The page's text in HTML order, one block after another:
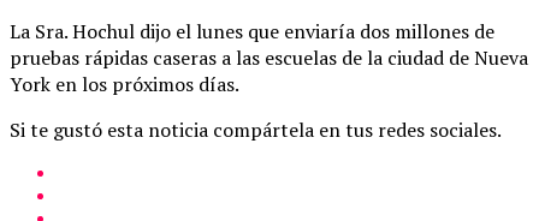
La Sra. Hochul dijo el lunes que enviaría dos millones de
pruebas rápidas caseras a las escuelas de la ciudad de Nueva
York en los próximos días.
Si te gustó esta noticia compártela en tus redes sociales.